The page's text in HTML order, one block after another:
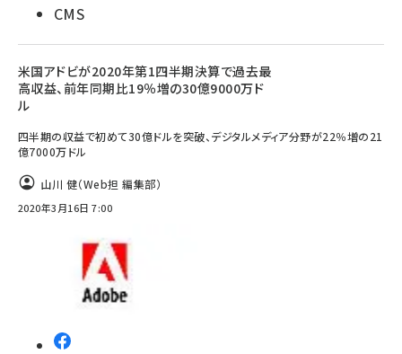
CMS
米国アドビが2020年第1四半期決算で過去最
高収益、前年同期比19％増の30億9000万ド
ル
四半期の収益で初めて30億ドルを突破、デジタルメディア分野が22％増の21
億7000万ドル
山川 健（Web担 編集部）
2020年3月16日 7:00